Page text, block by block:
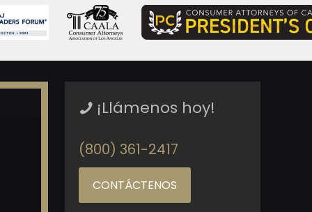
¡Llámenos hoy!
(800) 361-2417
CONTÁCTENOS